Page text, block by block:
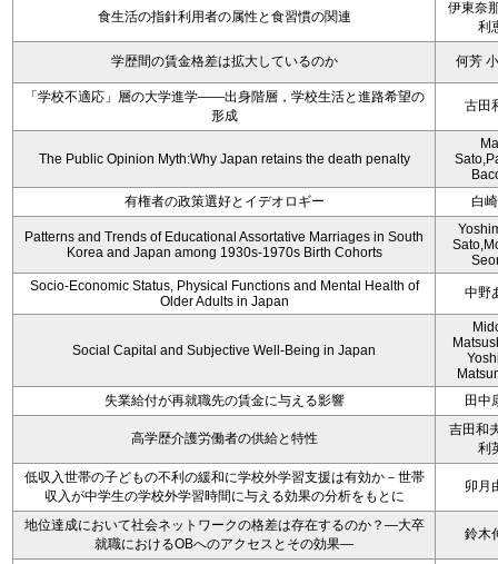
食生活の指針利用者の属性と食習慣の関連
伊東奈
利
学歴間の賃金格差は拡大しているのか 何芳
「学校不適応」層の大学進学――出身階層，学校生活と進路希望の
形成
古田
The Public Opinion Myth:Why Japan retains the death penalty
有権者の政策選好とイデオロギー
白
Patterns and Trends of Educational Assortative Marriages in South
Korea and Japan among 1930s-1970s Birth Cohorts
Socio-Economic Status, Physical Functions and Mental Health of
Older Adults in Japan
中野
Social Capital and Subjective Well-Being in Japan
失業給付が再就職先の賃金に与える影響
田中
高学歴介護労働者の供給と特性
吉田和
利
低収入世帯の子どもの不利の緩和に学校外学習支援は有効か－世帯
収入が中学生の学校外学習時間に与える効果の分析をもとに
卯月
地位達成において社会ネットワークの格差は存在するのか？―大卒
就職におけるOBへのアクセスとその効果―
鈴木